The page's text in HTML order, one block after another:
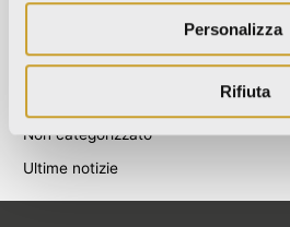
Personalizza
Rifiuta
Settembre 2019
Categories
Non categorizzato
Ultime notizie